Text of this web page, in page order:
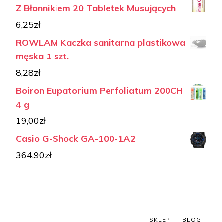
Z Błonnikiem 20 Tabletek Musujących
6,25zł
ROWLAM Kaczka sanitarna plastikowa
męska 1 szt.
8,28zł
Boiron Eupatorium Perfoliatum 200CH
4 g
19,00zł
Casio G-Shock GA-100-1A2
364,90zł
SKLEP BLOG